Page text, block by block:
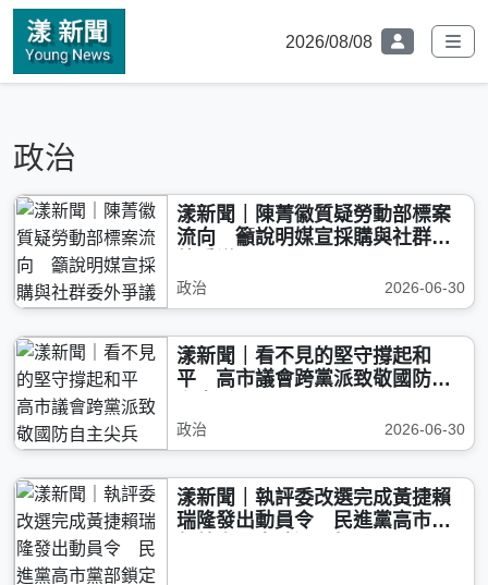
2026/08/08
政治
漾新聞｜陳菁徽質疑勞動部標案
流向 籲說明媒宣採購與社群委
政治 2026-06-30
漾新聞｜看不見的堅守撐起和
平 高市議會跨黨派致敬國防自
政治 2026-06-30
漾新聞｜執評委改選完成黃捷賴
瑞隆發出動員令 民進黨高市黨